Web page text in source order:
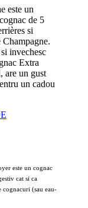
este un
de 5
si
invechesc
Extra
are un gust
un cadou
este un cognac
cat si ca
cognacuri (sau eau-